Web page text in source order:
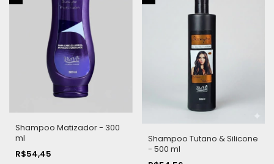
Shampoo Matizador - 300
ml
R$54,45
Shampoo Tutano & Silicone
- 500 ml